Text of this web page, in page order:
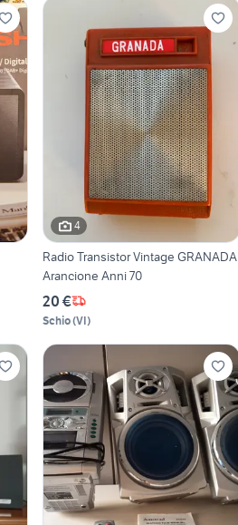
4
Radio Transistor Vintage GRANADA
Arancione Anni 70
20 €
Schio(VI)